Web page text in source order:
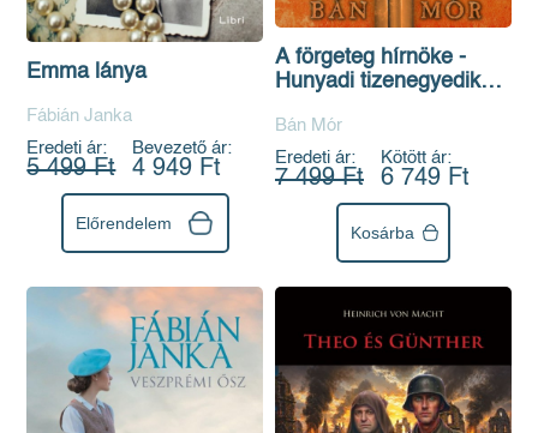
Emma lánya
Fábián Janka
Eredeti ár:
5 499 Ft
Bevezető ár:
4 949 Ft
Előrendelem
A förgeteg hírnöke -
Hunyadi tizenegyedik
Bán Mór
Eredeti ár:
7 499 Ft
Kötött ár:
6 749 Ft
Kosárba